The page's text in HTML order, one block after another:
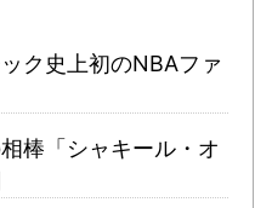
ク史上初のNBAファ
棒「シャキール・オ